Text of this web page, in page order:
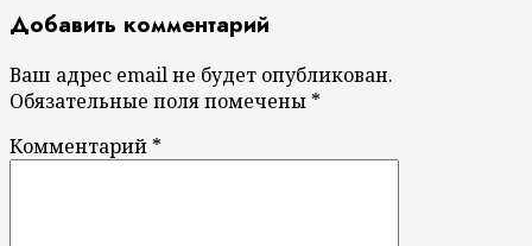
Добавить комментарий
Ваш адрес email не будет опубликован.
Обязательные поля помечены *
Комментарий *